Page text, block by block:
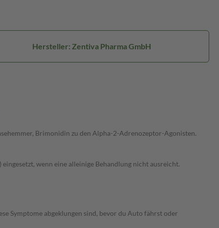
Hersteller: Zentiva Pharma GmbH
Brimonidin zu den Alpha-2-Adrenozeptor-Agonisten.
wenn eine alleinige Behandlung nicht ausreicht.
Symptome abgeklungen sind, bevor du Auto fährst oder